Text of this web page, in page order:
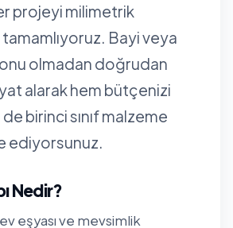
projeyi milimetrik
Bayi veya
olmadan doğrudan
alarak hem bütçenizi
birinci sınıf malzeme
ediyorsunuz.
Nedir?
eşyası ve mevsimlik